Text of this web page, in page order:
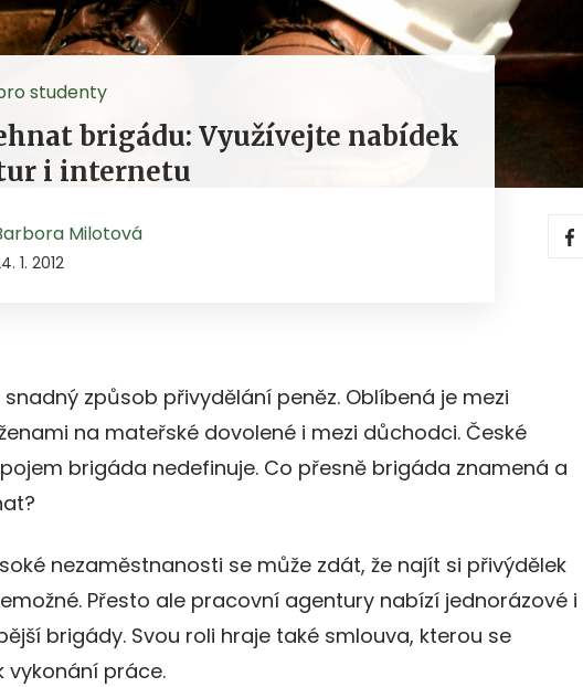
studenty
brigádu: Využívejte nabídek
i internetu
Milotová
1. 2012
způsob přivydělání peněz. Oblíbená je mezi
na mateřské dovolené i mezi důchodci. České
brigáda nedefinuje. Co přesně brigáda znamená a
nezaměstnanosti se může zdát, že najít si přivýdělek
Přesto ale pracovní agentury nabízí jednorázové i
brigády. Svou roli hraje také smlouva, kterou se
vykonání práce.